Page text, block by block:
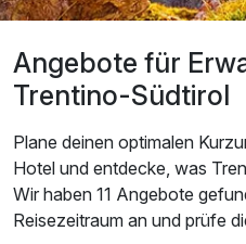
Angebote für
Trentino-Südtirol
Plane deinen optimalen
Hotel und entdecke, was
Wir haben 11 Angebote
Reisezeitraum an und prüfe